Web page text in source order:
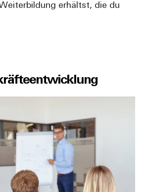
erhältst, die du